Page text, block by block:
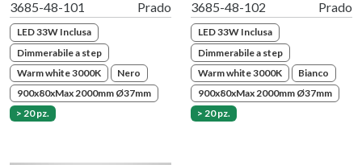
3685-48-101 Prado
LED 33W Inclusa
Dimmerabile a step
Warm white 3000K
Nero
900x80xMax 2000mm Ø37mm
> 20 pz.
3685-48-102 Prado
LED 33W Inclusa
Dimmerabile a step
Warm white 3000K
Bianco
900x80xMax 2000mm Ø37mm
> 20 pz.